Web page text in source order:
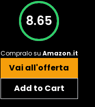
8.65
Compralo su Amazon.it
Vai all'offerta
Add to Cart